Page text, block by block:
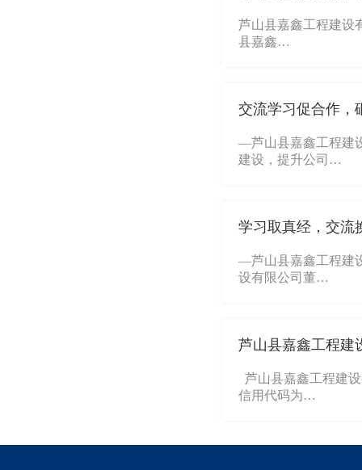
芦山县嘉鑫工程建设
县嘉鑫…
交流学习促合作，
—芦山县嘉鑫工程建
建设，提升公司…
学习取真经，交流
—芦山县嘉鑫工程建
设有限公司董…
芦山县嘉鑫工程建
芦山县嘉鑫工程建
信用代码为…